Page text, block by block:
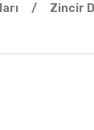
Zincir